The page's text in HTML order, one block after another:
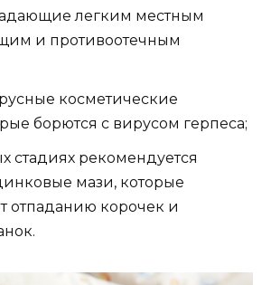
легким местным
и противоотечным
косметические
борются с вирусом герпеса;
стадиях рекомендуется
мази, которые
отпаданию корочек и